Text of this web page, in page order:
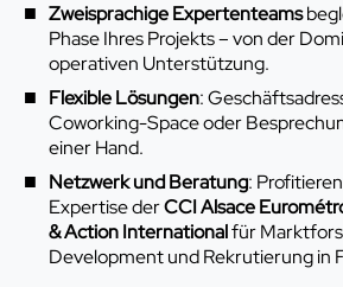
Zweisprachige Expertenteams
Phase Ihres Projekts – von der
operativen Unterstützung.
Flexible Lösungen:
Coworking-Space oder
einer Hand.
Netzwerk und Beratung:
Expertise derCCI Alsace
& Action Internationalfür
Development und Rekrutierung in